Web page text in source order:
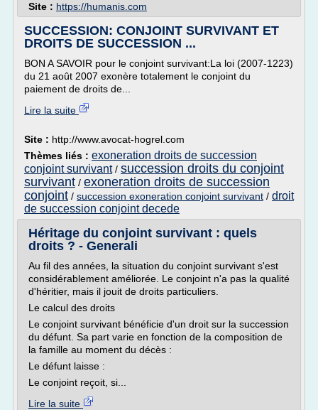
Site : https://humanis.com
SUCCESSION: CONJOINT SURVIVANT ET
DROITS DE SUCCESSION ...
BON A SAVOIR pour le conjoint survivant:La loi (2007-1223)
du 21 août 2007 exonère totalement le conjoint du
paiement de droits de...
Lire la suite
Site : http://www.avocat-hogrel.com
Thèmes liés : exoneration droits de succession
conjoint survivant/ succession droits du conjoint
survivant / exoneration droits de succession
conjoint / succession exoneration conjoint survivant / droit
de succession conjoint decede
Héritage du conjoint survivant : quels
droits ? - Generali
Au fil des années, la situation du conjoint survivant s'est
considérablement améliorée. Le conjoint n'a pas la qualité
d'héritier, mais il jouit de droits particuliers.
Le calcul des droits
Le conjoint survivant bénéficie d'un droit sur la succession
du défunt. Sa part varie en fonction de la composition de
la famille au moment du décès :
Le défunt laisse :
Le conjoint reçoit, si...
Lire la suite